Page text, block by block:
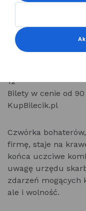
humor z życiową
Data: 29.10.2026 r.
12
Bilety w cenie od
KupBilecik.pl
Czwórka
firmę, staje na
końca uczciwe
uwagę urzędu
zdarzeń mogących
ale i wolność.